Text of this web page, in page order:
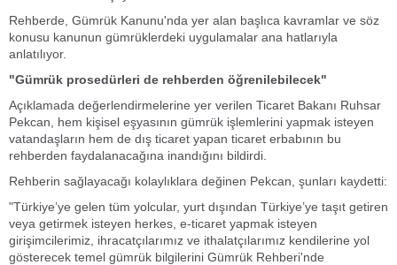
Rehberde, Gümrük Kanunu'nda yer alan başlıca kavramlar ve söz
konusu kanunun gümrüklerdeki uygulamalar ana hatlarıyla
anlatılıyor.
"Gümrük prosedürleri de rehberden öğrenilebilecek"
Açıklamada değerlendirmelerine yer verilen Ticaret Bakanı Ruhsar
Pekcan, hem kişisel eşyasının gümrük işlemlerini yapmak isteyen
vatandaşların hem de dış ticaret yapan ticaret erbabının bu
rehberden faydalanacağına inandığını bildirdi.
Rehberin sağlayacağı kolaylıklara değinen Pekcan, şunları kaydetti:
"Türkiye’ye gelen tüm yolcular, yurt dışından Türkiye’ye taşıt getiren
veya getirmek isteyen herkes, e-ticaret yapmak isteyen
girişimcilerimiz, ihracatçılarımız ve ithalatçılarımız kendilerine yol
gösterecek temel gümrük bilgilerini Gümrük Rehberi'nde